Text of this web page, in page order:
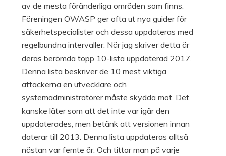
av de mesta föränderliga områden som finns.
Föreningen OWASP ger ofta ut nya guider för
säkerhetspecialister och dessa uppdateras med
regelbundna intervaller. När jag skriver detta är
deras berömda topp 10-lista uppdaterad 2017.
Denna lista beskriver de 10 mest viktiga
attackerna en utvecklare och
systemadministratörer måste skydda mot. Det
kanske låter som att det inte var igår den
uppdaterades, men betänk att versionen innan
daterar till 2013. Denna lista uppdateras alltså
nästan var femte år. Och tittar man på varje